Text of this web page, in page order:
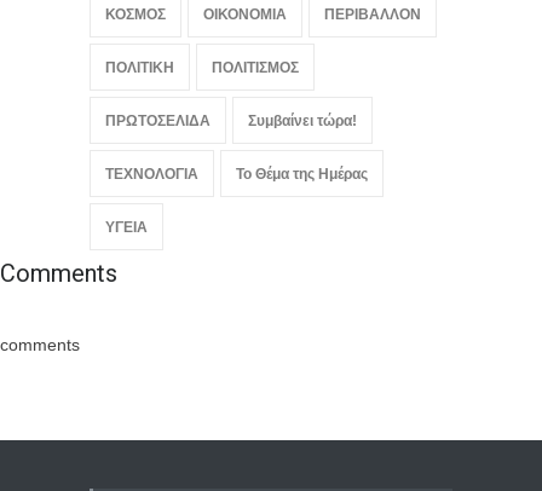
ΚΟΣΜΟΣ ΟΙΚΟΝΟΜΙΑ ΠΕΡΙΒΑΛΛΟΝ
ΠΟΛΙΤΙΚΗ ΠΟΛΙΤΙΣΜΟΣ
ΠΡΩΤΟΣΕΛΙΔΑ Συμβαίνει τώρα!
ΤΕΧΝΟΛΟΓΙΑ Το Θέμα της Ημέρας
ΥΓΕΙΑ
Comments
comments